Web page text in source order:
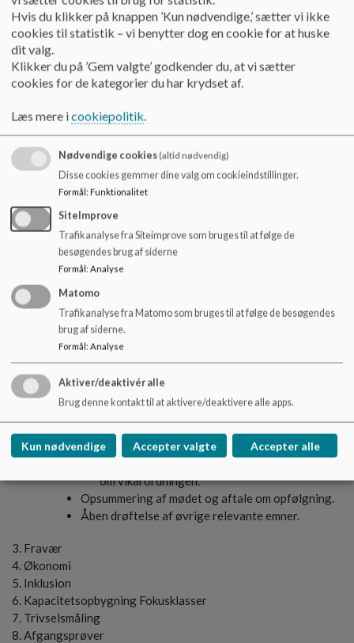
mål om overskud i dette skoleår.
Suspension af princip for vikardækning og fokus
på at reducere underskud.
Fokus på at beholde elever i almenområdet og
gøre løsningerne mere fleksible.
forbindelse med udvidelse af fokusklasser.
Fokus på god undervisning og fælles snak i
lærergruppen om undervisningsmetoder.
Præsentation af trivselsmålinger for de enkelte
klasser.
matematik - indsats på matematik.
Vores elever består stort set alle de bundne
prøver.
Drøftelser om behovet for DUS og status på
Målrettet elever til EUD8 med en mere praktisk
tilgang til skolegang.
Drøftelse af matematik, fravær, inklusion og DUS.
Redskaber til at håndtere massivt fravær.
Opmærksomhed på piger og matematik.
specialtilbud.
understøtte skolens strategiske handleplan.
om vikarordningen.
Opsummering af mødet og aftale om opfølgning.
Åben drøftelse af øvrige relevante emner.
Fravær
Økonomi
Inklusion
Kapacitetsopbygning Fokusklasser
Trivselsmåling
Afgangsprøver
Hvis du klikker på knappen ’Kun nødvendige,’ sætter vi ikke
cookies til statistik – vi benytter dog en cookie for at huske
dit valg.
Klikker du på ’Gem valgte’ godkender du, at vi sætter
cookies for de kategorier du har krydset af.
Læs mere icookiepolitik.
Nødvendige cookies(altid nødvendig)
Disse cookies gemmer dine valg om cookieindstillinger.
Formål: Funktionalitet
SiteImprove
Trafikanalyse fra Siteimprove som bruges til at følge de
besøgendes brug af siderne
Formål : Analyse
Matomo
Trafikanalyse fra Matomo som bruges til at følge de besøgendes
brug af siderne.
Formål: Analyse
Aktiver/deaktivér alle
Brug denne kontakt til at aktivere/deaktivere alle apps.
Kun nødvendige Accepter valgte Accepter alle